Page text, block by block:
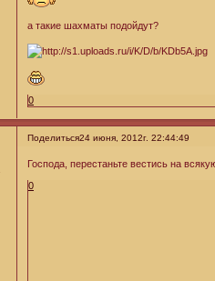
а такие шахматы подойдут?
0
Поделиться24 июня, 2012г. 22:44:49
Господа, перестаньте вестись на
0